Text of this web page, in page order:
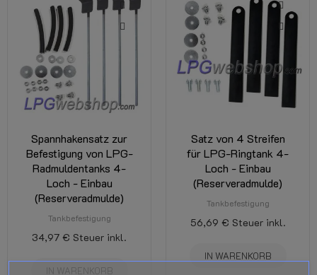
Spannhakensatz zur
Befestigung von LPG-
Radmuldentanks 4-
Loch - Einbau
(Reserveradmulde)
Tankbefestigung
34,97 € Steuer inkl.
IN WARENKORB
Satz von 4 Streifen
für LPG-Ringtank 4-
Loch - Einbau
(Reserveradmulde)
Tankbefestigung
56,69 € Steuer inkl.
IN WARENKORB